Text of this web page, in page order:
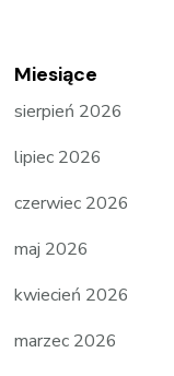
Miesiące
sierpień 2026
lipiec 2026
czerwiec 2026
maj 2026
kwiecień 2026
marzec 2026